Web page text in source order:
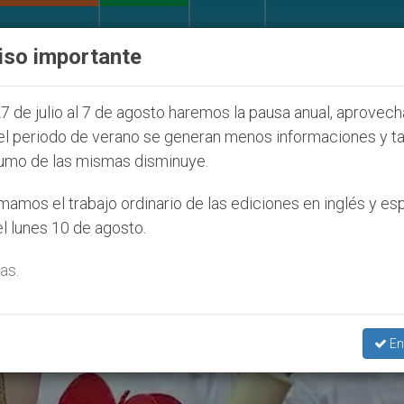
Seúl 2027 ONU se pronuncia ante
De De Santa Cruz De
importante
de julio al 7 de agosto haremos la pausa anual,
periodo de verano se generan menos informaciones y
de las mismas disminuye.
el trabajo ordinario de las ediciones en inglés y
lunes 10 de agosto.